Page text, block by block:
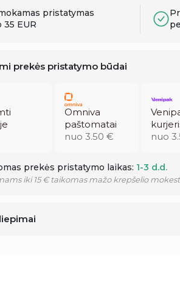
pristatymas
35 EUR
prekės pristatymo būdai
Omniva
paštomatai
nuo 3.50 €
nuo
prekės pristatymo laikas: 1-3 d.d.
iki 15 € taikomas mažo krepšelio